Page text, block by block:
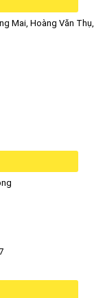
Mai, Hoàng Văn Thụ,